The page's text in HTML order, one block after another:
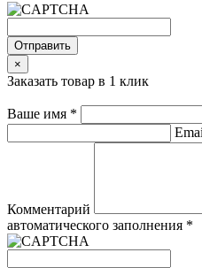
Отправить
×
Заказать товар в 1 клик
Ваше имя *
Комментарий
автоматического заполнения *